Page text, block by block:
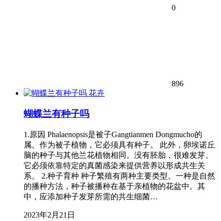
0
896
花卉
蝴蝶兰有种子吗
1.原因 Phalaenopsis是被子Gangtianmen Dongmucho的
属。作为被子植物，它必须具有种子。 此外，卵埃诺丘
脑的种子与其他兰花植物相同。没有胚胎，很难发芽。
它必须依靠特定的真菌感染来提供营养以形成共生关
系。 2.种子育种 种子繁殖有两种主要类型。一种是自然
的播种方法，种子被播种在基于亲植物的花盆中。其
中，应添加种子发芽所需的共生细菌…
2023年2月21日